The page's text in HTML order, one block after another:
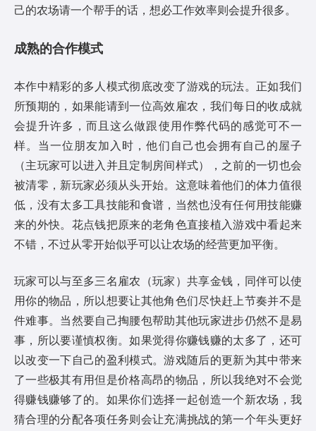
己的农场请一个帮手的话，想必工作效率则会提升很多。
成熟的合作模式
本作中精彩的多人模式彻底改变了游戏的玩法。正如我们
所预期的，如果能请到一位高效雇农，我们每日的收成就
会提升许多，而且这么做跟使用作弊代码的感觉可不一
样。当一位朋友加入时，他们自己也会拥有自己的屋子
（主玩家可以进入并且定制房间样式），之前的一切也会
被清零，新玩家必须从头开始。这意味着他们的体力值很
低，没有太多工具技能和食谱，当然也没有任何用技能赚
来的外快。花点钱把原来的老角色直接植入游戏中看起来
不错，不过从零开始似乎可以让农场的经营更加平衡。
玩家可以与至多三名雇农（玩家）共享金钱，同伴可以使
用你的物品，所以想要让其他角色们尽快赶上节奏并不是
件难事。当然要自己掏腰包帮助其他玩家进步仍然不是易
事，所以要谨慎权衡。如果觉得你赚钱赚的太多了，还可
以改变一下自己的盈利模式。游戏随后的更新为其中带来
了一些极其有用但是价格高昂的物品，所以我绝对不会觉
得赚钱赚够了的。如果你们选择一起创造一个新农场，我
猜合理的分配各项任务则会让充满挑战的第一个年头更好